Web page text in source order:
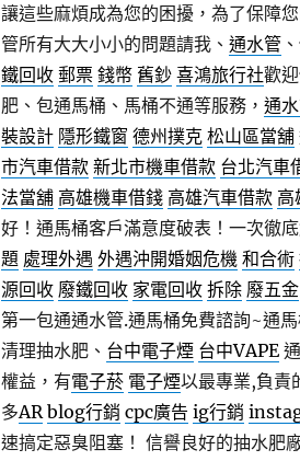
讓這些麻煩成為您的困擾，為了保障
管所有大大小小的問題請我、 通水管
鐵回收 郵票 錢幣 舊鈔 喜鴻旅行社歡
肥、包通馬桶、馬桶不通等服務， 通
裝設計 隱形鐵窗 德州撲克 松山區當舖
市汽車借款 新北市機車借款 台北汽車
法當舖 高雄機車借錢 高雄汽車借款 高
好！通馬桶客戶滿意度破表！一次徹
題 處理外遇 外遇沖開婚姻危機 和合術
源回收 廢鐵回收 家電回收 拆除 廢五金
第一包通通水管.通馬桶免費諮詢~通
清理抽水肥、 台中電子煙 台中VAPE
權益，有電子菸 電子煙以最專業,負責
多AR blog行銷 cpc廣告 ig行銷
速搞定惡臭阻塞！ 信譽良好的抽水肥